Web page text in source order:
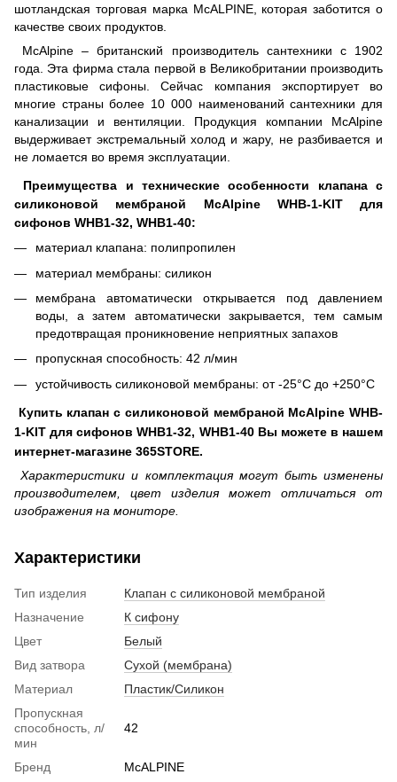
шотландская торговая марка McALPINE, которая заботится о
качестве своих продуктов.
McAlpine – британский производитель сантехники с 1902
года. Эта фирма стала первой в Великобритании производить
пластиковые сифоны. Сейчас компания экспортирует во
многие страны более 10 000 наименований сантехники для
канализации и вентиляции. Продукция компании McAlpine
выдерживает экстремальный холод и жару, не разбивается и
не ломается во время эксплуатации.
Преимущества и технические особенности клапана с
силиконовой мембраной McAlpine WHB-1-KIT для
сифонов WHB1-32, WHB1-40:
материал клапана: полипропилен
материал мембраны: силикон
мембрана автоматически открывается под давлением
воды, а затем автоматически закрывается, тем самым
предотвращая проникновение неприятных запахов
пропускная способность: 42 л/мин
устойчивость силиконовой мембраны: от -25°С до +250°С
Купить клапан с силиконовой мембраной McAlpine WHB-
1-KIT для сифонов WHB1-32, WHB1-40 Вы можете в нашем
интернет-магазине 365STORE.
Характеристики и комплектация могут быть изменены
производителем, цвет изделия может отличаться от
изображения на мониторе.
Характеристики
Тип изделия
Клапан с силиконовой мембраной
Назначение
К сифону
Цвет
Белый
Вид затвора
Сухой (мембрана)
Материал
Пластик/Силикон
Пропускная
способность, л/
мин
42
Бренд
McALPINE